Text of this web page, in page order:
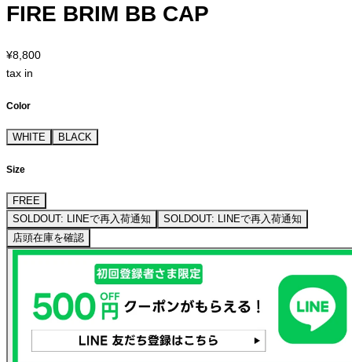
FIRE BRIM BB CAP
¥8,800
tax in
Color
WHITE BLACK
Size
FREE
SOLDOUT: LINEで再入荷通知
SOLDOUT: LINEで再入荷通知
店頭在庫を確認